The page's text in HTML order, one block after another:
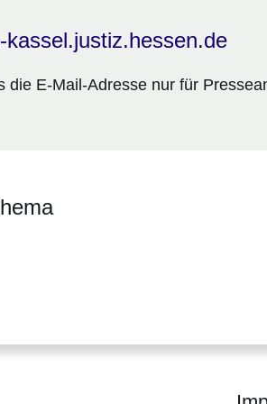
die E-Mail-Adresse nur für